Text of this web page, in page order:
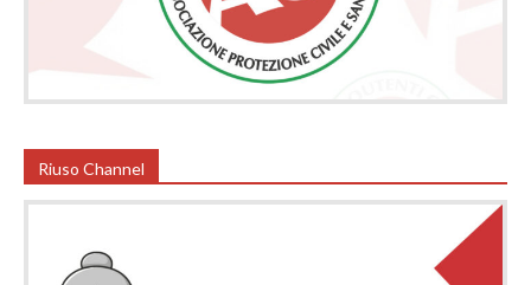
Riuso Channel